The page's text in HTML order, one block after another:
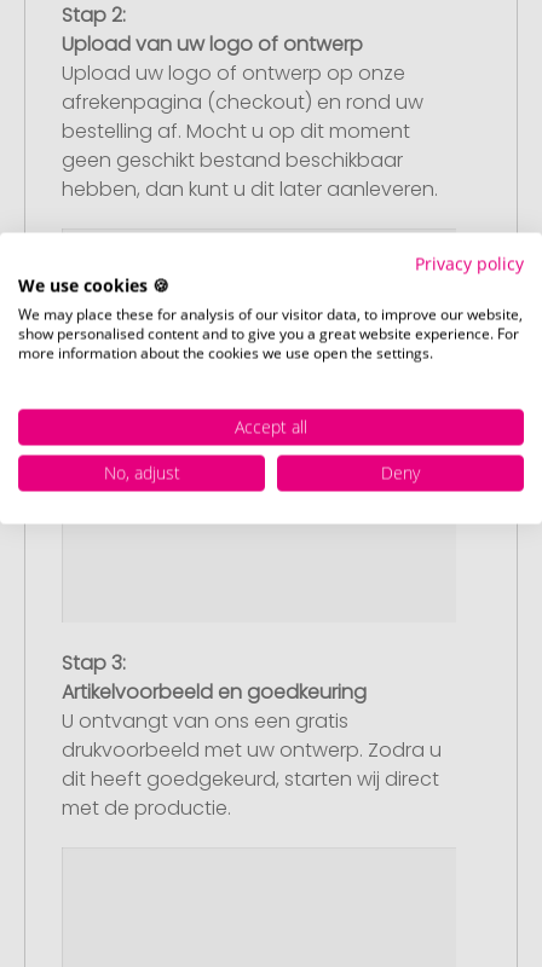
Stap 2:
Upload van uw logo of ontwerp
Upload uw logo of ontwerp op onze
afrekenpagina (checkout) en rond uw
bestelling af. Mocht u op dit moment
geen geschikt bestand beschikbaar
hebben, dan kunt u dit later aanleveren.
Stap 3:
Artikelvoorbeeld en goedkeuring
U ontvangt van ons een gratis
drukvoorbeeld met uw ontwerp. Zodra u
dit heeft goedgekeurd, starten wij direct
met de productie.
Privacy policy
We use cookies 🍪
We may place these for analysis of our visitor data, to improve our website,
show personalised content and to give you a great website experience. For
more information about the cookies we use open the settings.
Accept all
No, adjust
Deny